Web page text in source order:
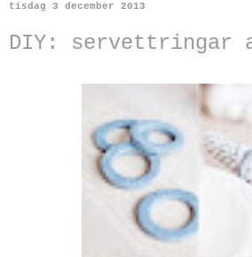
tisdag 3 december 2013
DIY: servettringar